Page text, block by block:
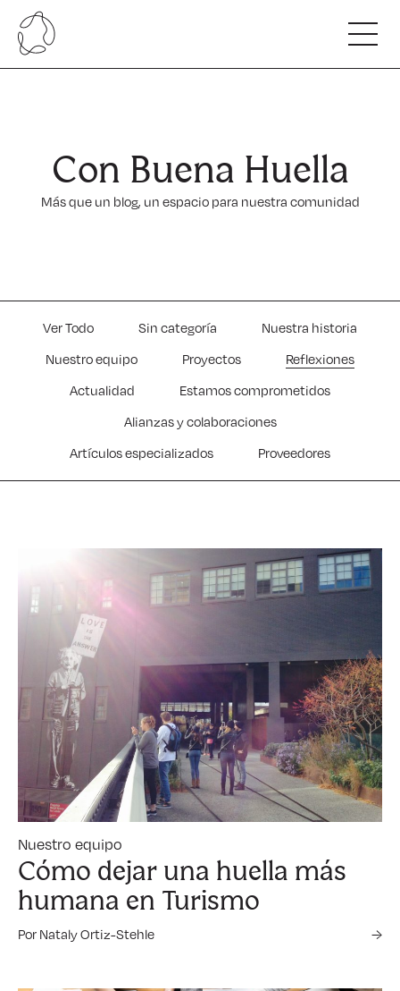
Alianzas y colaboradores
Nuestro compromiso
Hacemos
Beneficios de nuestro servicio
Con Buena Huella
Más que un blog, un espacio para nuestra comunidad
Ver Todo Sin categoría
Nuestra historia
Nuestro equipo
Proyectos
Reflexiones
Actualidad
Estamos comprometidos
Alianzas y colaboraciones
Artículos especializados
Proveedores
Nuestro equipo
Cómo dejar una huella más
humana en Turismo
Por Nataly Ortiz-Stehle →